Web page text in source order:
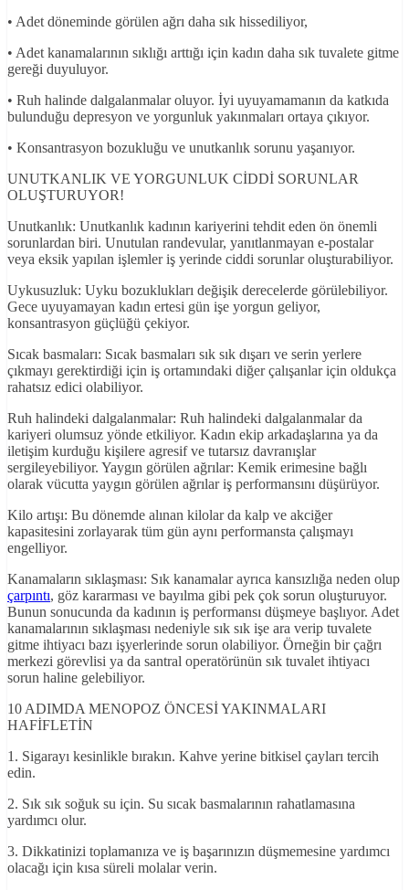
• Adet döneminde görülen ağrı daha sık hissediliyor,
• Adet kanamalarının sıklığı arttığı için kadın daha sık tuvalete gitme
gereği duyuluyor.
• Ruh halinde dalgalanmalar oluyor. İyi uyuyamamanın da katkıda
bulunduğu depresyon ve yorgunluk yakınmaları ortaya çıkıyor.
• Konsantrasyon bozukluğu ve unutkanlık sorunu yaşanıyor.
UNUTKANLIK VE YORGUNLUK CİDDİ SORUNLAR
OLUŞTURUYOR!
Unutkanlık: Unutkanlık kadının kariyerini tehdit eden ön önemli
sorunlardan biri. Unutulan randevular, yanıtlanmayan e-postalar
veya eksik yapılan işlemler iş yerinde ciddi sorunlar oluşturabiliyor.
Uykusuzluk: Uyku bozuklukları değişik derecelerde görülebiliyor.
Gece uyuyamayan kadın ertesi gün işe yorgun geliyor,
konsantrasyon güçlüğü çekiyor.
Sıcak basmaları: Sıcak basmaları sık sık dışarı ve serin yerlere
çıkmayı gerektirdiği için iş ortamındaki diğer çalışanlar için oldukça
rahatsız edici olabiliyor.
Ruh halindeki dalgalanmalar: Ruh halindeki dalgalanmalar da
kariyeri olumsuz yönde etkiliyor. Kadın ekip arkadaşlarına ya da
iletişim kurduğu kişilere agresif ve tutarsız davranışlar
sergileyebiliyor. Yaygın görülen ağrılar: Kemik erimesine bağlı
olarak vücutta yaygın görülen ağrılar iş performansını düşürüyor.
Kilo artışı: Bu dönemde alınan kilolar da kalp ve akciğer
kapasitesini zorlayarak tüm gün aynı performansta çalışmayı
engelliyor.
Kanamaların sıklaşması: Sık kanamalar ayrıca kansızlığa neden olup
çarpıntı, göz kararması ve bayılma gibi pek çok sorun oluşturuyor.
Bunun sonucunda da kadının iş performansı düşmeye başlıyor. Adet
kanamalarının sıklaşması nedeniyle sık sık işe ara verip tuvalete
gitme ihtiyacı bazı işyerlerinde sorun olabiliyor. Örneğin bir çağrı
merkezi görevlisi ya da santral operatörünün sık tuvalet ihtiyacı
sorun haline gelebiliyor.
10 ADIMDA MENOPOZ ÖNCESİ YAKINMALARI
HAFİFLETİN
1. Sigarayı kesinlikle bırakın. Kahve yerine bitkisel çayları tercih
edin.
2. Sık sık soğuk su için. Su sıcak basmalarının rahatlamasına
yardımcı olur.
3. Dikkatinizi toplamanıza ve iş başarınızın düşmemesine yardımcı
olacağı için kısa süreli molalar verin.